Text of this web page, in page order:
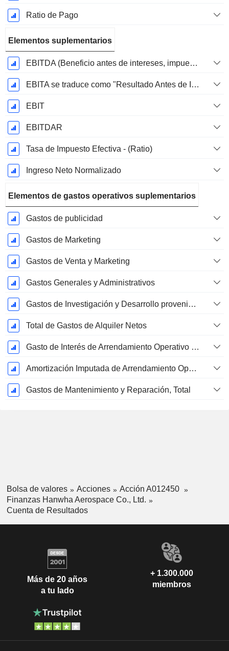
Ratio de Pago
Elementos suplementarios
EBITDA (Beneficio antes de intereses, impuestos, depreciación y amortización)
EBITA se traduce como "Resultado Antes de Intereses, Impuestos y Amortizaciones" en español.
EBIT
EBITDAR
Tasa de Impuesto Efectiva - (Ratio)
Ingreso Neto Normalizado
Elementos de gastos operativos suplementarios
Gastos de publicidad
Gastos de Marketing
Gastos de Venta y Marketing
Gastos Generales y Administrativos
Gastos de Investigación y Desarrollo provenientes de las Notas al Pie de Página
Total de Gastos de Alquiler Netos
Gasto de Interés de Arrendamiento Operativo Imputado
Amortización Imputada de Arrendamiento Operativo
Gastos de Mantenimiento y Reparación, Total
Bolsa de valores Acciones
Acción A012450
Finanzas Hanwha Aerospace Co., Ltd.
Cuenta de Resultados
Más de 20 años
a tu lado
+ 1.300.000
miembros